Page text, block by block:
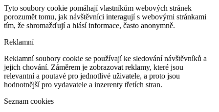
Tyto soubory cookie pomáhají vlastníkům webových stránek
porozumět tomu, jak návštěvníci interagují s webovými stránkami
tím, že shromažďují a hlásí informace, často anonymně.
Reklamní
Reklamní soubory cookie se používají ke sledování návštěvníků a
jejich chování. Záměrem je zobrazovat reklamy, které jsou
relevantní a poutavé pro jednotlivé uživatele, a proto jsou
hodnotnější pro vydavatele a inzerenty třetích stran.
Seznam cookies